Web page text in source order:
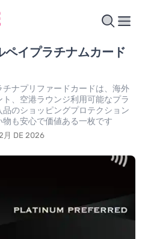
ペイプラチナムカード
ナプリファードカードは、海外
、空港ラウンジ利用可能なプラ
のショッピングプロテクション
も安心で価値ある一枚です
月 DE 2026